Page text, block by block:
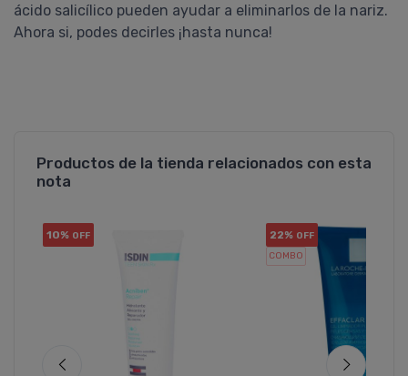
ácido salicílico pueden ayudar a eliminarlos de la nariz.
Ahora si, podes decirles ¡hasta nunca!
Productos de la tienda relacionados con esta
nota
10% OFF 22% OFF
COMBO